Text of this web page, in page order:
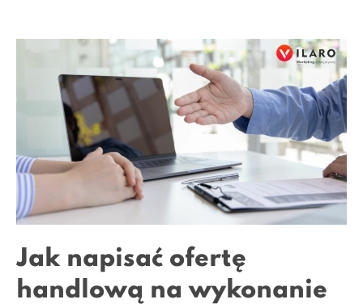
Jak napisać ofertę
handlową na wykonanie